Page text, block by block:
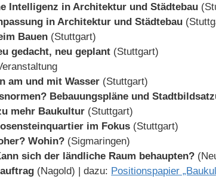
Intelligenz in Architektur und Städtebau
in Architektur und Städtebau
Bauen (Stuttgart)
gedacht, neu geplant (Stuttgart)
am und mit Wasser (Stuttgart)
Bebauungspläne und
mehr Baukultur (Stuttgart)
im Fokus (Stuttgart)
Wohin? (Sigmaringen)
sich der ländliche Raum behaupten?
(Nagold) | dazu: Positionspapier